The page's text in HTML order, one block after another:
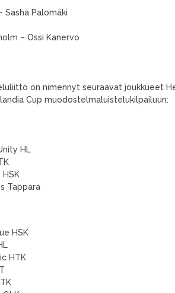
Sasha Palomäki
– Ossi Kanervo
on nimennyt seuraavat joukkueet
Cup muodostelmaluistelukilpailuun:
HL
HSK
Tappara
HSK
HTK